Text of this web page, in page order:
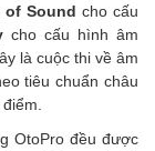
of Sound cho cấu
cho cấu hình âm
là cuộc thi về âm
tiêu chuẩn châu
OtoPro đều được